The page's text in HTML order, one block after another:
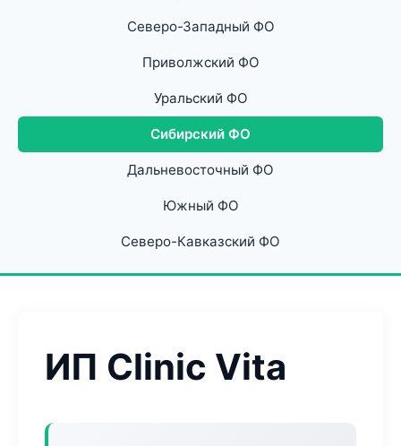
Северо-Западный ФО
Приволжский ФО
Уральский ФО
Сибирский ФО
Дальневосточный ФО
Южный ФО
Северо-Кавказский ФО
ИП Clinic Vita